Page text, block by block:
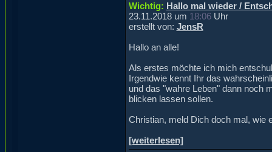
Wichtig: Hallo mal wieder /
23.11.2018 um 18:06Uhr
erstellt von: JensR
Hallo an alle!
Als erstes möchte ich mich
Irgendwie kennt Ihr das
und das "wahre Leben" dann noch
blicken lassen sollen.
Christian, meld Dich doch mal, wie
[weiterlesen]